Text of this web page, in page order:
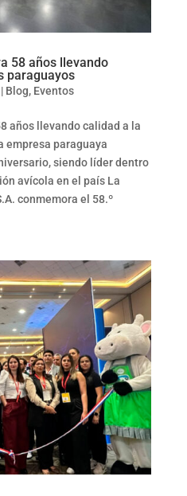
58 años llevando
paraguayos
Blog, Eventos
años llevando calidad a la
empresa paraguaya
siendo líder dentro
avícola en el país La
conmemora el 58.º